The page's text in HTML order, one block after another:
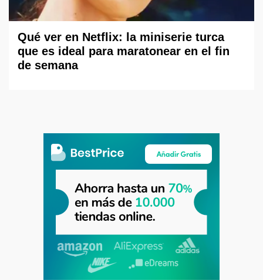
Qué ver en Netflix: la miniserie turca
que es ideal para maratonear en el fin
de semana